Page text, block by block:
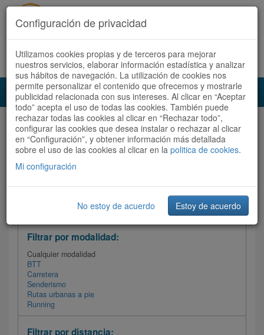
Acceder Registrate ahora Español | Català
Audioruta Todas las rutas
Todas las rutas
Ordenar por: Más recientes /
Filtrar las rutas
Filtrar por modalidad:
Cualquier modalidad
BTT
Carretera
Senderismo
Rutas urbanas a pie
Running
Filtrar por distancia:
Configuración de privacidad
Utilizamos cookies propias y de terceros para mejorar
nuestros servicios, elaborar información estadística y analizar
sus hábitos de navegación. La utilización de cookies nos
permite personalizar el contenido que ofrecemos y mostrarle
publicidad relacionada con sus intereses. Al clicar en “Aceptar
todo” acepta el uso de todas las cookies. También puede
rechazar todas las cookies al clicar en “Rechazar todo”,
configurar las cookies que desea instalar o rechazar al clicar
en “Configuración”, y obtener información más detallada
sobre el uso de las cookies al clicar en la politica de cookies.
Mi configuración
No estoy de acuerdo Estoy de acuerdo